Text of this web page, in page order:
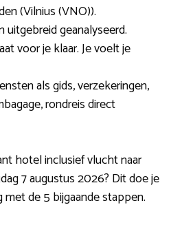
(Vilnius (VNO)).
uitgebreid geanalyseerd.
voor je klaar. Je voelt je
als gids, verzekeringen,
rondreis direct
hotel inclusief vlucht naar
7 augustus 2026? Dit doe je
de 5 bijgaande stappen.